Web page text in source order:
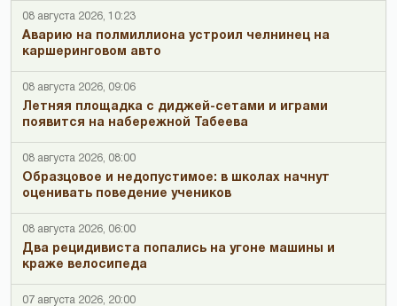
08 августа 2026, 10:23
Аварию на полмиллиона устроил челнинец на
каршеринговом авто
08 августа 2026, 09:06
Летняя площадка с диджей-сетами и играми
появится на набережной Табеева
08 августа 2026, 08:00
Образцовое и недопустимое: в школах начнут
оценивать поведение учеников
08 августа 2026, 06:00
Два рецидивиста попались на угоне машины и
краже велосипеда
07 августа 2026, 20:00